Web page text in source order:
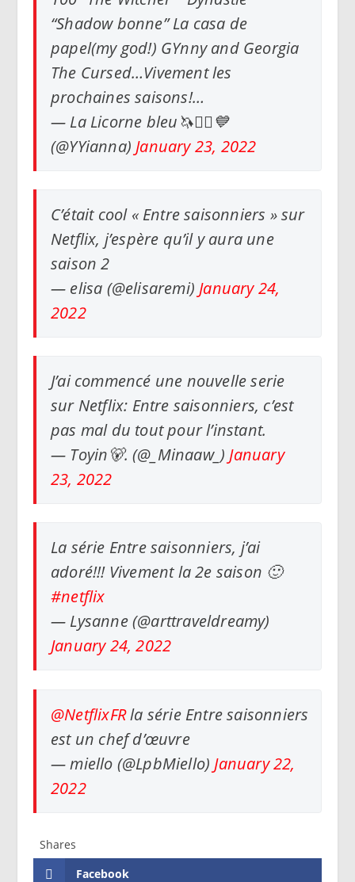
“Shadow bonne” La casa de
papel(my god!) GYnny and Georgia
The Cursed…Vivement les
prochaines saisons!…
— La Licorne bleu🦄🧚‍♀️💙
(@YYianna) January 23, 2022
C’était cool « Entre saisonniers » sur
Netflix, j’espère qu’il y aura une
saison 2
— elisa (@elisaremi) January 24,
2022
J’ai commencé une nouvelle serie
sur Netflix: Entre saisonniers, c’est
pas mal du tout pour l’instant.
— Toyin🐻. (@_Minaaw_) January
23, 2022
La série Entre saisonniers, j’ai
adoré!!! Vivement la 2e saison 🙂
#netflix
— Lysanne (@arttraveldreamy)
January 24, 2022
@NetflixFRla série Entre saisonniers
est un chef d’œuvre
— miello (@LpbMiello) January 22,
2022
Shares
Facebook